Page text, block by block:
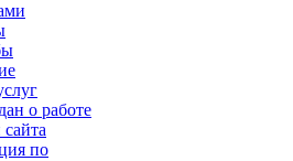
о работе
по